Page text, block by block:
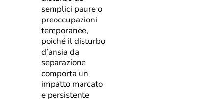
semplici paure o
preoccupazioni
temporanee,
poiché il disturbo
d’ansia da
separazione
comporta un
impatto marcato
e persistente